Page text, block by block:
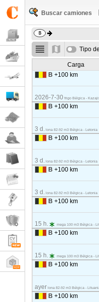
Buscar camiones
Tipo
Carga
B +100 km
2026-7-30frigo Bélgica -
B +100 km
3 d. lona 82-92 m3 Bélgica - Letonia
B +100 km
3 d. lona 82-92 m3 Bélgica - Letonia
B +100 km
3 d. lona 82-92 m3 Bélgica - Letonia
B +100 km
15 h. mega 100 m3 Bélgica -
B +100 km
15 h. mega 100 m3 Bélgica -
B +100 km
ayer lona 82-92 m3 Bélgica -
B +100 km